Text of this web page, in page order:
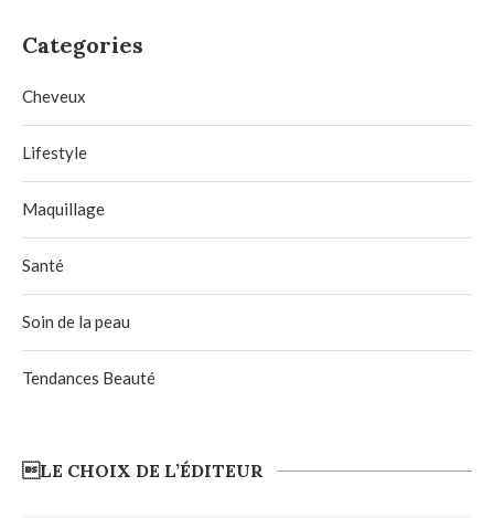
Categories
Cheveux
Lifestyle
Maquillage
Santé
Soin de la peau
Tendances Beauté
LE CHOIX DE L’ÉDITEUR